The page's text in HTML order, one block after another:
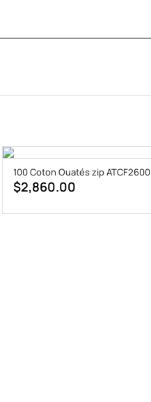
100 Coton Ouatés zip ATCF2600
$2,860.00